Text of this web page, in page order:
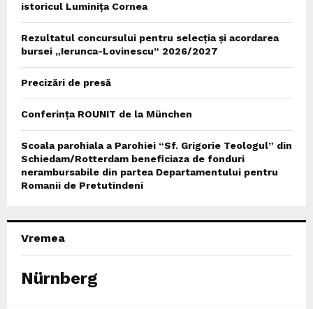
istoricul Luminița Cornea
Rezultatul concursului pentru selecția și acordarea
bursei „Ierunca-Lovinescu” 2026/2027
Precizări de presă
Conferința ROUNIT de la München
Scoala parohiala a Parohiei “Sf. Grigorie Teologul” din
Schiedam/Rotterdam beneficiaza de fonduri
nerambursabile din partea Departamentului pentru
Romanii de Pretutindeni
Vremea
Nürnberg